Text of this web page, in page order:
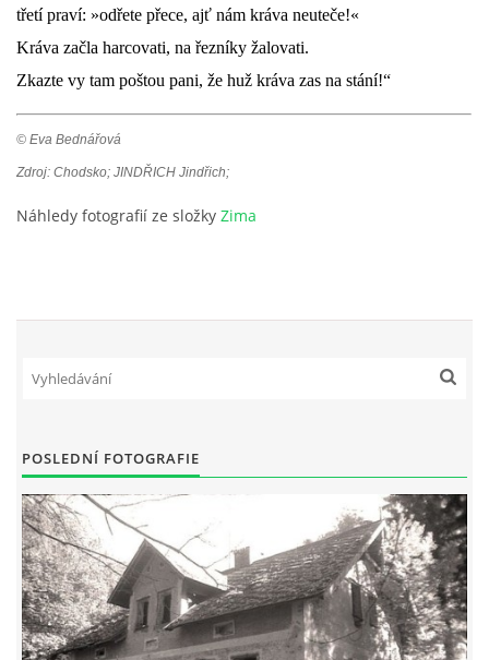
třetí praví: »odřete přece, ajť nám kráva neuteče!«
Kráva začla harcovati, na řezníky žalovati.
Zkazte vy tam poštou pani, že huž kráva zas na stání!“
© Eva Bednářová
Zdroj: Chodsko; JINDŘICH Jindřich;
Náhledy fotografií ze složky Zima
POSLEDNÍ FOTOGRAFIE